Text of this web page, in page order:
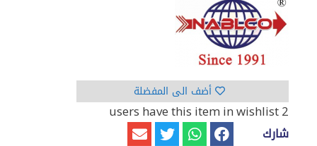
أضف الى المفضلة
2 users
have this item in wishlist
شارك